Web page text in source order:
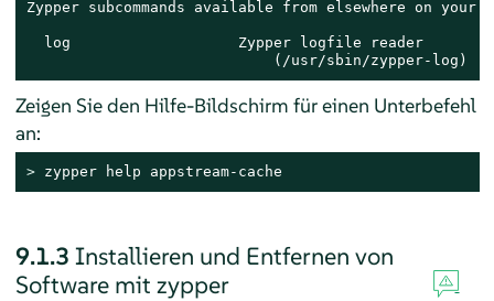
Zypper subcommands available from elsewhere on your
  log                   Zypper logfile reader
                            (/usr/sbin/zypper-log)
Zeigen Sie den Hilfe-Bildschirm für einen Unterbefehl
an:
> zypper help appstream-cache
9.1.3 Installieren und Entfernen von
Software mit zypper